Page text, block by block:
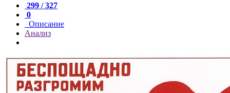
299 / 327
0
Описание
Анализ